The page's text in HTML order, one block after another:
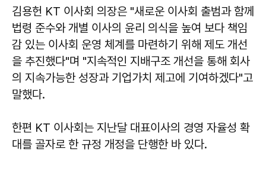
김용헌 KT 이사회 의장은 "새로운 이사회 출범과 함께
법령 준수와 개별 이사의 윤리 의식을 높여 보다 책임
감 있는 이사회 운영 체계를 마련하기 위해 제도 개선
을 추진했다"며 "지속적인 지배구조 개선을 통해 회사
의 지속가능한 성장과 기업가치 제고에 기여하겠다"고
말했다.
한편 KT 이사회는 지난달 대표이사의 경영 자율성 확
대를 골자로 한 규정 개정을 단행한 바 있다.